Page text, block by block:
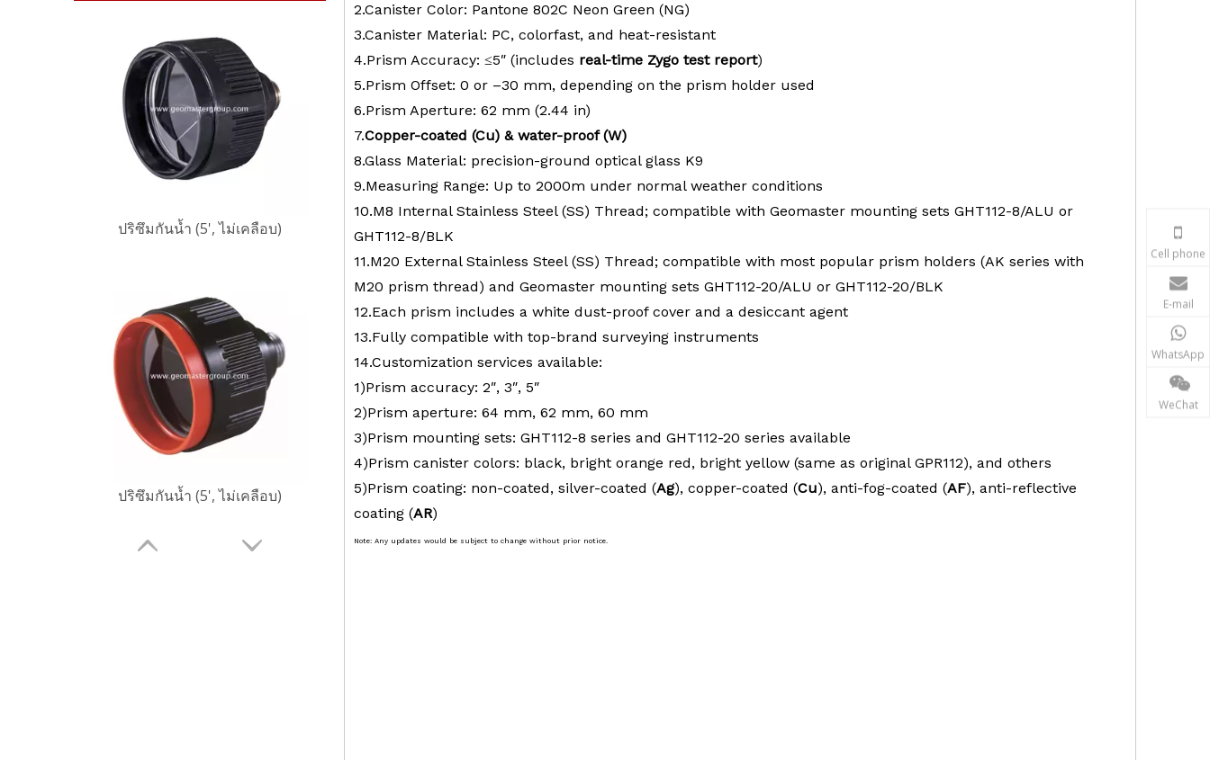
ปริซึมกันน้ำ (5', ไม่เคลือบ)
ปริซึมกันน้ำ (5', ไม่เคลือบ)
2.Canister Color: Pantone 802C Neon Green (NG)
3.Canister Material: PC, colorfast, and heat-resistant
4.Prism Accuracy: ≤5″ (includes real-time Zygo test report)
5.Prism Offset: 0 or –30 mm, depending on the prism holder used
6.Prism Aperture: 62 mm (2.44 in)
7.Copper-coated (Cu) & water-proof (W)
8.Glass Material: precision-ground optical glass K9
9.Measuring Range: Up to 2000m under normal weather conditions
10.M8 Internal Stainless Steel (SS) Thread; compatible with Geomaster mounting sets GHT112-8/ALU or
GHT112-8/BLK
11.M20 External Stainless Steel (SS) Thread; compatible with most popular prism holders (AK series with
M20 prism thread) and Geomaster mounting sets GHT112-20/ALU or GHT112-20/BLK
12.Each prism includes a white dust-proof cover and a desiccant agent
13.Fully compatible with top-brand surveying instruments
14.Customization services available:
1)Prism accuracy: 2″, 3″, 5″
2)Prism aperture: 64 mm, 62 mm, 60 mm
3)Prism mounting sets: GHT112-8 series and GHT112-20 series available
4)Prism canister colors: black, bright orange red, bright yellow (same as original GPR112), and others
5)Prism coating: non-coated, silver-coated (Ag), copper-coated (Cu), anti-fog-coated (AF), anti-reflective
coating (AR)
Note: Any updates would be subject to change without prior notice.
Cell phone
E-mail
WhatsApp
WeChat